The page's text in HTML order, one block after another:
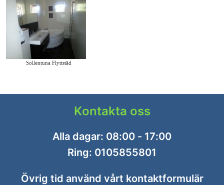
Sollentuna Flyttstäd
Kontakta oss
Alla dagar: 08:00 - 17:00
Ring: 0105855801
Övrig tid använd vårt kontaktformulär